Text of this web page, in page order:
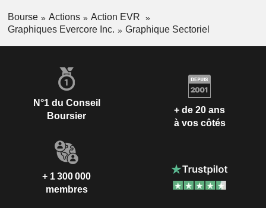
Bourse Actions
Action EVR
Graphiques Evercore Inc.
Graphique Sectoriel
N°1 du Conseil
Boursier
+ de 20 ans
à vos côtés
+ 1 300 000
membres